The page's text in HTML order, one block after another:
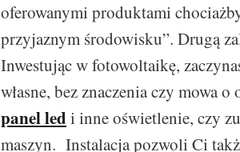
oferowanymi produktami
przyjaznym środowisku”. Drugą
Inwestując w fotowoltaikę,
własne, bez znaczenia czy mowa
panel led i inne oświetlenie, czy
maszyn. Instalacja pozwoli Ci